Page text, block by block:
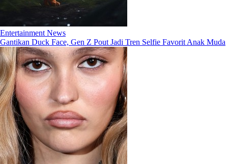
Entertainment News
Gantikan Duck Face, Gen Z Pout Jadi Tren Selfie Favorit Anak Muda